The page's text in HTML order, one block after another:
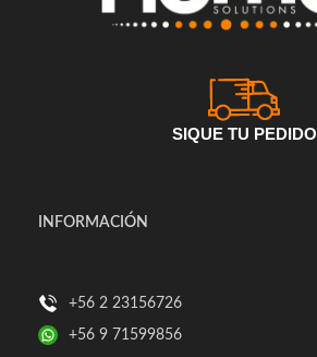
SIQUE TU PEDIDO
INFORMACIÓN
+56 2 23156726
+56 9 71599856